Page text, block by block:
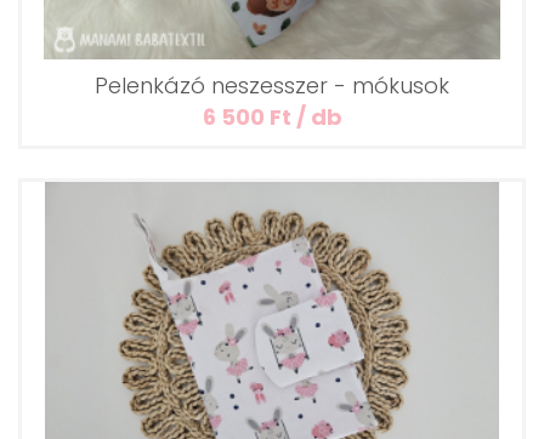
Pelenkázó neszesszer - mókusok
6 500 Ft / db